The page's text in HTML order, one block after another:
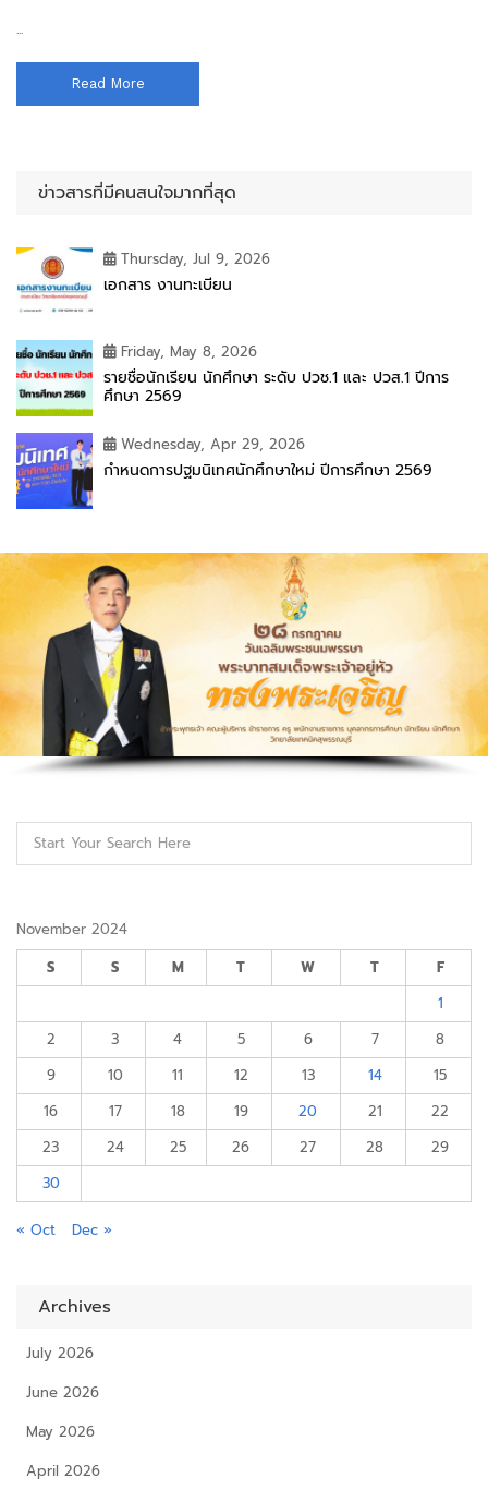
...
Read More
ข่าวสารที่มีคนสนใจมากที่สุด
Thursday, Jul 9, 2026
เอกสาร งานทะเบียน
Friday, May 8, 2026
รายชื่อนักเรียน นักศึกษา ระดับ ปวช.1 และ ปวส.1 ปีการ
ศึกษา 2569
Wednesday, Apr 29, 2026
กำหนดการปฐมนิเทศนักศึกษาใหม่ ปีการศึกษา 2569
November 2024
S
S M T W T
F
1
2
3 4 5 6 7
8
9
10 11 12 13 14
15
16
17 18 19 20 21
22
23
24 25 26 27 28
29
30
« Oct Dec »
Archives
July 2026
June 2026
May 2026
April 2026